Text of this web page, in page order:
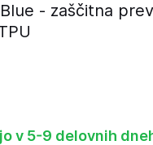
- zaščitna
v 5-9 delovnih